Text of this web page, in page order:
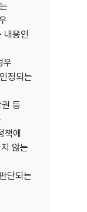
내용인
우
정되는
등
책에
않는
단되는